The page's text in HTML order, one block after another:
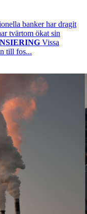
banker har dragit
tvärtom ökat sin
Vissa
till fos...